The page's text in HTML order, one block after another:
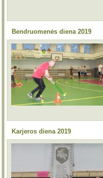
Bendruomenės diena 2019
Karjeros diena 2019